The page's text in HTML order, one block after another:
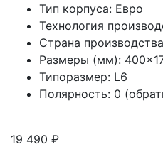
Тип корпуса: Евро
Технология
Страна
Размеры (мм):
Типоразмер: L6
Полярность: 0
19 490 ₽